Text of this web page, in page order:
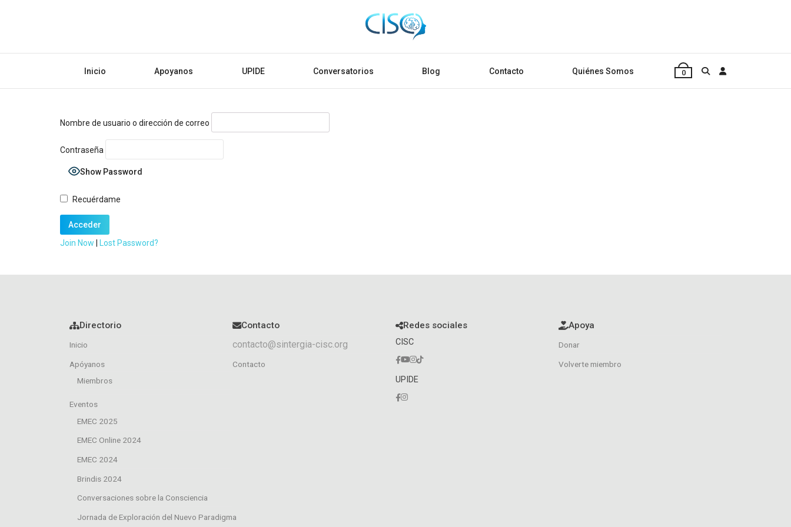
Inicio Apoyanos UPIDE Conversatorios Blog Contacto Quiénes Somos 0
Nombre de usuario o dirección de correo
Contraseña
Show Password
Recuérdame
Join Now Lost Password?
Directorio
Inicio
Apóyanos
Miembros
Eventos
EMEC 2025
EMEC Online 2024
EMEC 2024
Brindis 2024
Conversaciones sobre la Consciencia
Jornada de Exploración del Nuevo Paradigma
Contacto
contacto@sintergia-cisc.org
Contacto
Redes sociales
CISC
UPIDE
Apoya
Donar
Volverte miembro